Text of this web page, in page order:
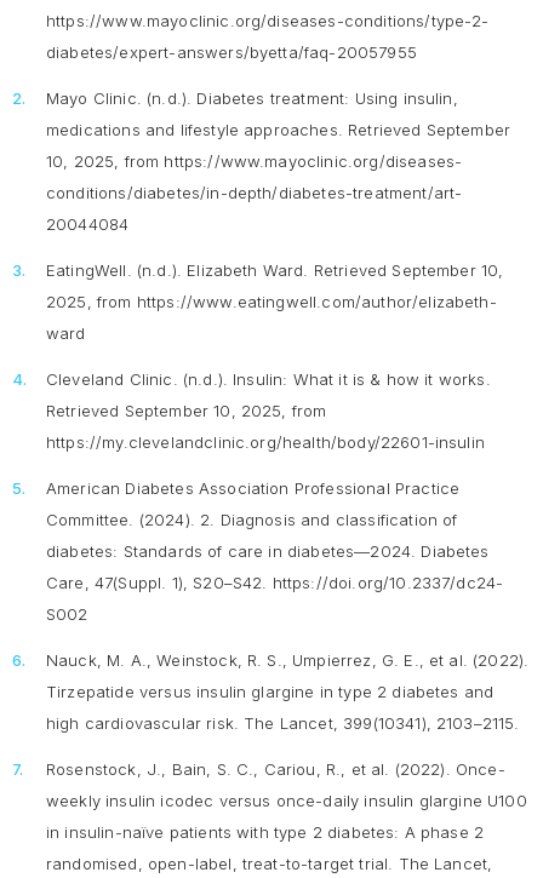
https://www.mayoclinic.org/diseases-conditions/type-2-
diabetes/expert-answers/byetta/faq-20057955
Mayo Clinic. (n.d.). Diabetes treatment: Using insulin,
medications and lifestyle approaches . Retrieved September
10, 2025, from https://www.mayoclinic.org/diseases-
conditions/diabetes/in-depth/diabetes-treatment/art-
20044084
EatingWell. (n.d.). Elizabeth Ward . Retrieved September 10,
2025, from https://www.eatingwell.com/author/elizabeth-
ward
Cleveland Clinic. (n.d.). Insulin: What it is & how it works
Retrieved September 10, 2025, from
https://my.clevelandclinic.org/health/body/22601-insulin
American Diabetes Association Professional Practice
Committee. (2024). 2. Diagnosis and classification of
diabetes: Standards of care in diabetes—2024. Diabetes
Care, 47(Suppl. 1), S20–S42. https://doi.org/10.2337/dc24-
S002
Nauck, M. A., Weinstock, R. S., Umpierrez, G. E., et al. (2022).
Tirzepatide versus insulin glargine in type 2 diabetes and
high cardiovascular risk. The Lancet, 399(10341), 2103–2115.
Rosenstock, J., Bain, S. C., Cariou, R., et al. (2022). Once-
weekly insulin icodec versus once-daily insulin glargine U100
in insulin-naïve patients with type 2 diabetes: A phase 2
randomised, open-label, treat-to-target trial. The Lancet,